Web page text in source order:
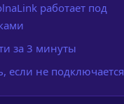
работает под
за 3 минуты
если не подключается